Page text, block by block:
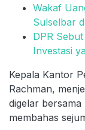
Wakaf
Sulselbar
DPR
Investasi
Kepala Kantor
Rachman,
digelar
membahas